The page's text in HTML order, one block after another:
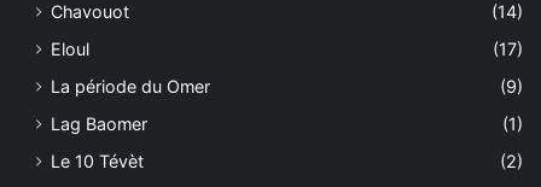
Chavouot
(14)
Eloul
(17)
La période du Omer
(9)
Lag Baomer
(1)
Le 10 Tévèt
(2)